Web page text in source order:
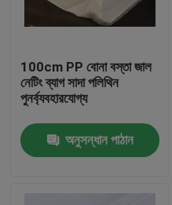
আমাদের সম্পর্কে
কারখানা ভ্রমণ
মান নিয়ন্ত্রণ
যোগাযোগ করুন
100cm PP বোনা বস্তা জাল
নেটিং ব্যাগ সাদা পলিথিন
পুনর্ব্যবহারযোগ্য
অনুসন্ধান পাঠান